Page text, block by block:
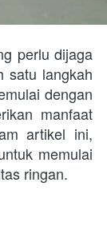
perlu dijaga
satu langkah
dengan
manfaat
artikel ini,
memulai
ringan.